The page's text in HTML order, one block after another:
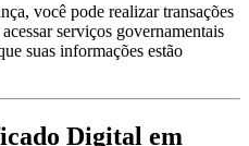
você pode realizar transações
serviços governamentais
suas informações estão
Digital em